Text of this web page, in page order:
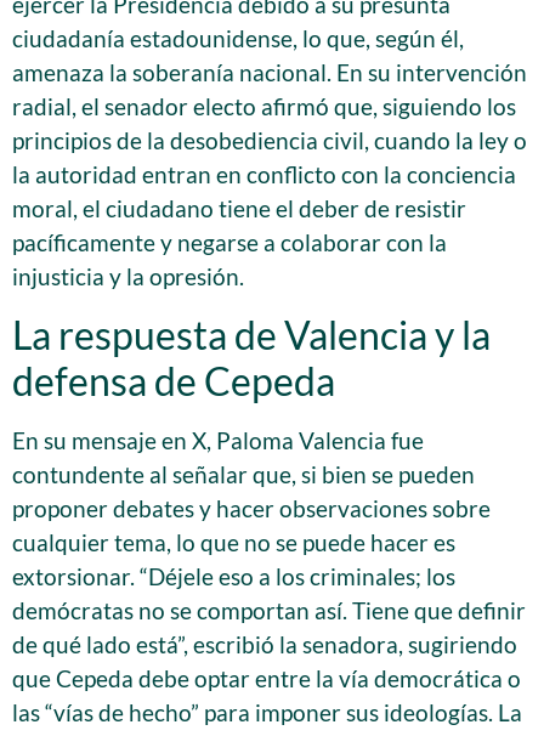
ciudadanía estadounidense, lo que, según él,
amenaza la soberanía nacional. En su intervención
radial, el senador electo afirmó que, siguiendo los
principios de la desobediencia civil, cuando la ley o
la autoridad entran en conflicto con la conciencia
moral, el ciudadano tiene el deber de resistir
pacíficamente y negarse a colaborar con la
injusticia y la opresión.
La respuesta de Valencia y la
defensa de Cepeda
En su mensaje en X, Paloma Valencia fue
contundente al señalar que, si bien se pueden
proponer debates y hacer observaciones sobre
cualquier tema, lo que no se puede hacer es
extorsionar. “Déjele eso a los criminales; los
demócratas no se comportan así. Tiene que definir
de qué lado está”, escribió la senadora, sugiriendo
que Cepeda debe optar entre la vía democrática o
las “vías de hecho” para imponer sus ideologías. La